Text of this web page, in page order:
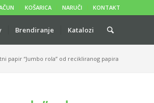
KOŠARICA NARUČI KONTAKT
Brendiranje Katalozi
papir “Jumbo rola” od recikliranog papira